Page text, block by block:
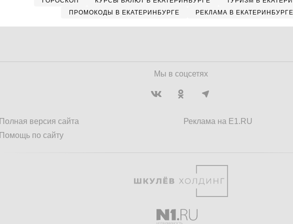
ПРОМОКОДЫ В ЕКАТЕРИНБУРГЕ
РЕКЛАМА В ЕКАТЕРИНБУРГЕ
Мы в соцсетях
Полная версия сайта
Помощь по сайту
Реклама на E1.RU